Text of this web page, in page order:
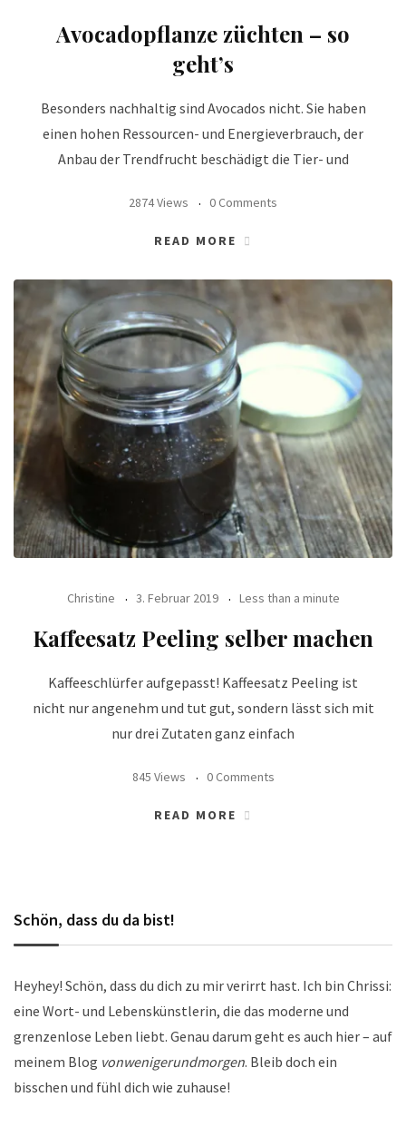
Avocadopflanze züchten – so
geht’s
Besonders nachhaltig sind Avocados nicht. Sie haben
einen hohen Ressourcen- und Energieverbrauch, der
Anbau der Trendfrucht beschädigt die Tier- und
2874 Views 0 Comments
READ MORE
Christine 3. Februar 2019 Less than a minute
Kaffeesatz Peeling selber machen
Kaffeeschlürfer aufgepasst! Kaffeesatz Peeling ist
nicht nur angenehm und tut gut, sondern lässt sich mit
nur drei Zutaten ganz einfach
845 Views 0 Comments
READ MORE
Schön, dass du da bist!
Heyhey! Schön, dass du dich zu mir verirrt hast. Ich bin Chrissi:
eine Wort- und Lebenskünstlerin, die das moderne und
grenzenlose Leben liebt. Genau darum geht es auch hier – auf
meinem Blog vonwenigerundmorgen. Bleib doch ein
bisschen und fühl dich wie zuhause!